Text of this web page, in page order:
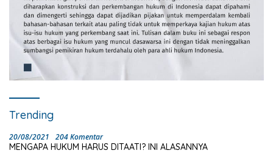
Trending
20/08/2021 204 Komentar
MENGAPA HUKUM HARUS DITAATI? INI ALASANNYA